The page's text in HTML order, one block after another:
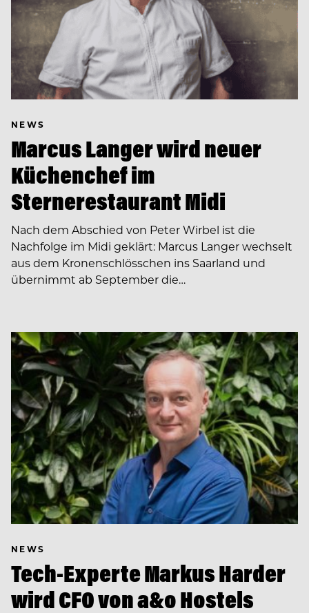
NEWS
Marcus Langer wird neuer
Küchenchef im
Sternerestaurant Midi
Nach dem Abschied von Peter Wirbel ist die
Nachfolge im Midi geklärt: Marcus Langer wechselt
aus dem Kronenschlösschen ins Saarland und
übernimmt ab September die…
NEWS
Tech-Experte Markus Harder
wird CFO von a&o Hostels